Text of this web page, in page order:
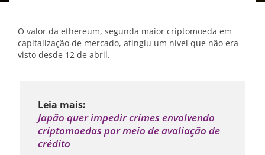
O valor da ethereum, segunda maior criptomoeda em
capitalização de mercado, atingiu um nível que não era
visto desde 12 de abril.
Leia mais:
Japão quer impedir crimes envolvendo
criptomoedas por meio de avaliação de
crédito